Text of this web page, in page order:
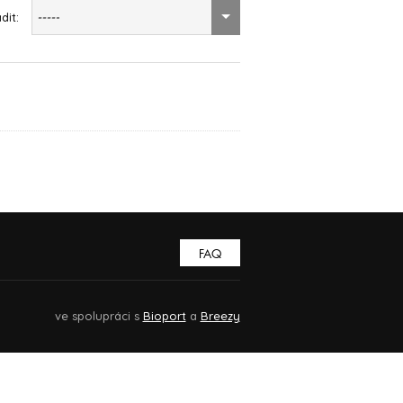
-----
FAQ
ve spolupráci s Bioporta Breezy